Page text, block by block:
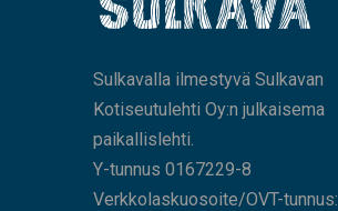
Sulkavalla ilmestyvä Sulkavan
Kotiseutulehti Oy:n julkaisema
paikallislehti.
Y-tunnus 0167229-8
Verkkolaskuosoite/OVT-tunnus: